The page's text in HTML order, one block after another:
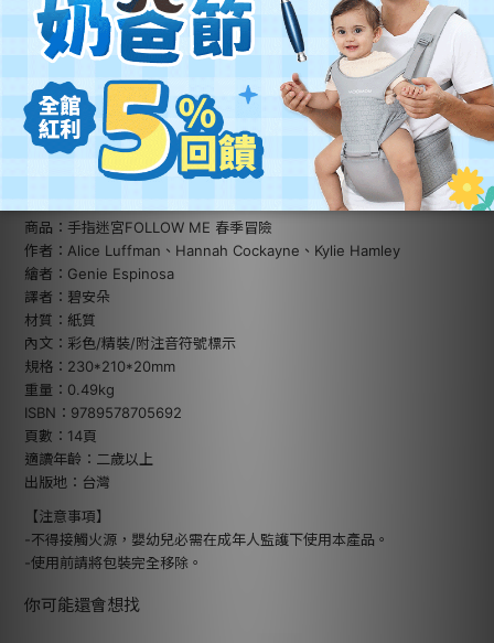
規格說明
商品：手指迷宮FOLLOW ME 春季冒險
作者：Alice Luffman、Hannah Cockayne、Kylie Hamley
繪者：Genie Espinosa
譯者：碧安朵
材質：紙質
內文：彩色/精裝/附注音符號標示
規格：230*210*20mm
重量：0.49kg
ISBN：9789578705692
頁數：14頁
適讀年齡：二歲以上
出版地：台灣
【注意事項】
-不得接觸火源，嬰幼兒必需在成年人監護下使用本產品。
-使用前請將包裝完全移除。
你可能還會想找